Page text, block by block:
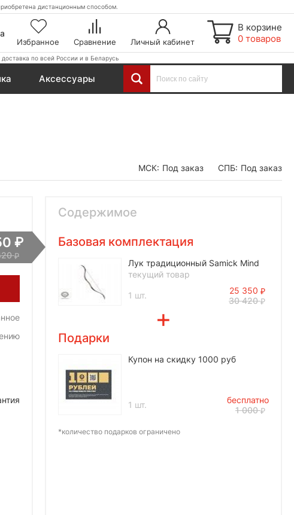
дистанционным способом.
Избранное Сравнение Личный кабинет
В корзине
0 товаров
по всей России и в Беларусь
Аксессуары
МСК: Под заказ СПБ: Под заказ
Содержимое
Базовая комплектация
Лук традиционный Samick Mind
текущий товар
1 шт.
25 350
30 420
Подарки
Купон на скидку 1000 руб
1 шт.
бесплатно
1 000
*количество подарков ограничено